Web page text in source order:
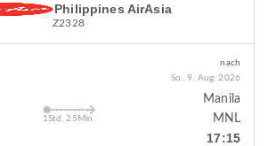
Philippines AirAsia
Z2328
1Std. 25Min.
nach
So., 9. Aug. 2026
Manila
MNL
17:15